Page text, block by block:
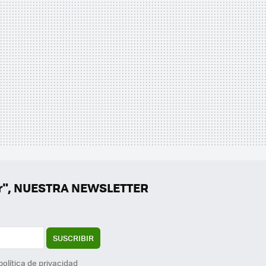
NEWSLETTER
SUSCRIBIR
de privacidad